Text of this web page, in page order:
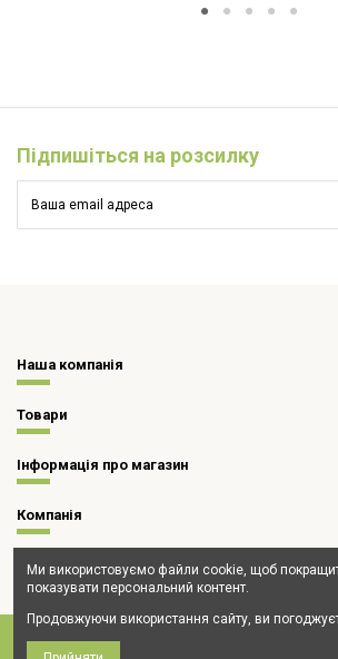
Підпишіться на розсилку
Наша компанія
Товари
Інформація про магазин
Компанія
Ми використовуємо файли cookie, щоб
показувати персональний контент.
Продовжуючи використання сайту, ви